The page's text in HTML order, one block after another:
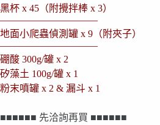
黑杯 x 45（附攪拌棒 x 3）
——————————
地面小爬蟲偵測罐 x 9（附夾子）
——————————
硼酸 300g/罐 x 2
矽藻土 100g/罐 x 1
粉末噴罐 x 2 & 漏斗 x 1
■■■■■■ 先洽詢再買 ■■■■■■